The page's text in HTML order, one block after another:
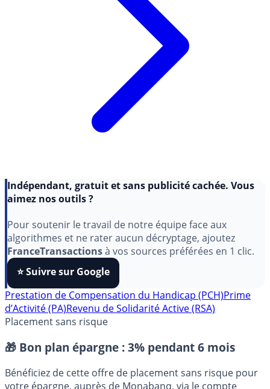
aimez nos outils ?
Pour soutenir le travail de notre équipe face aux
algorithmes et ne rater aucun décryptage, ajoutez
FranceTransactionsà vos sources préférées en 1 clic.
⭐️ Suivre sur Google
Prestation de Compensation du Handicap (PCH)
Placement sans risque
🎁 Bon plan épargne : 3% pendant 6 mois